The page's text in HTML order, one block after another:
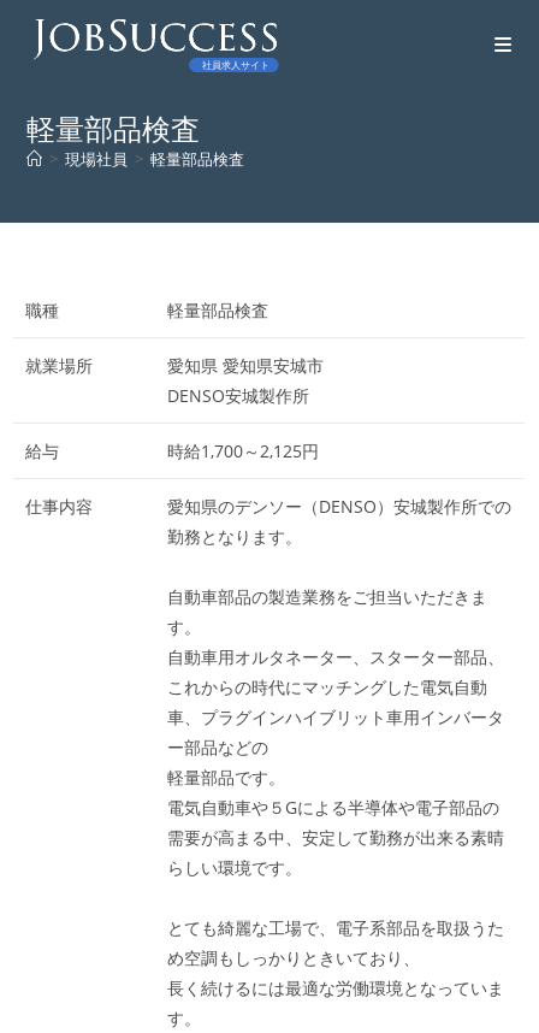
キ
軽量部品検査
> 現場社員 > 軽量部品検査
職種 軽量部品検査
就業場所
愛知県 愛知県安城市
DENSO安城製作所
給与 時給1,700～2,125円
仕事内容
愛知県のデンソー（DENSO）安城製作所での
勤務となります。
自動車部品の製造業務をご担当いただきま
す。
自動車用オルタネーター、スターター部品、
これからの時代にマッチングした電気自動
車、プラグインハイブリット車用インバータ
ー部品などの
軽量部品です。
電気自動車や５Gによる半導体や電子部品の
需要が高まる中、安定して勤務が出来る素晴
らしい環境です。
とても綺麗な工場で、電子系部品を取扱うた
め空調もしっかりときいており、
長く続けるには最適な労働環境となっていま
す。